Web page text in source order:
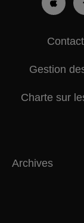
Gestion
Charte sur
Archives